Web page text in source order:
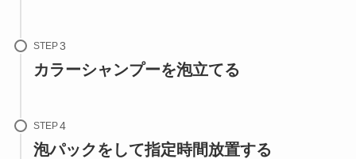
STEP
カラーシャンプーを泡立てる
STEP
泡パックをして指定時間放置する